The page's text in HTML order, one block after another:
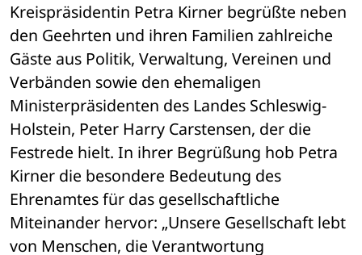
Kreispräsidentin Petra Kirner begrüßte neben
den Geehrten und ihren Familien zahlreiche
Gäste aus Politik, Verwaltung, Vereinen und
Verbänden sowie den ehemaligen
Ministerpräsidenten des Landes Schleswig-
Holstein, Peter Harry Carstensen, der die
Festrede hielt. In ihrer Begrüßung hob Petra
Kirner die besondere Bedeutung des
Ehrenamtes für das gesellschaftliche
Miteinander hervor: „Unsere Gesellschaft lebt
von Menschen, die Verantwortung